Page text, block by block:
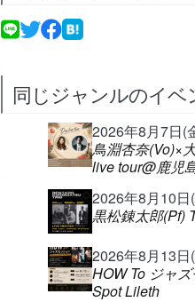
同じジャンルのイベ
2026年8月7日(
鳥淵杏奈(Vo)×
live tour@鹿児
2026年8月10日
黒松錬太郎(Pf)
2026年8月13日
HOW To ジャ
Spot Lileth